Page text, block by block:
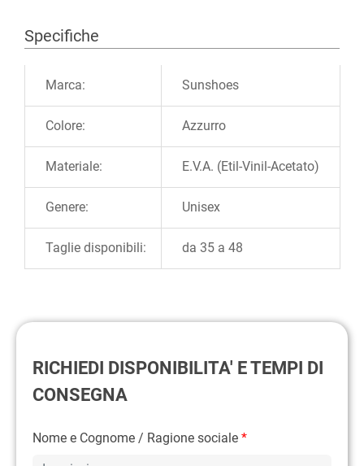
Specifiche
Marca: Sunshoes
Colore: Azzurro
Materiale: E.V.A. (Etil-Vinil-Acetato)
Genere: Unisex
Taglie disponibili: da 35 a 48
RICHIEDI DISPONIBILITA' E TEMPI DI
CONSEGNA
Nome e Cognome / Ragione sociale *